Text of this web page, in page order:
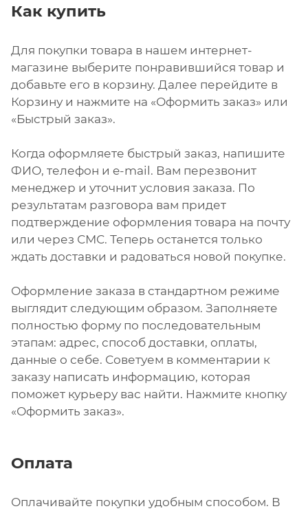
Как купить
Для покупки товара в нашем интернет-
магазине выберите понравившийся товар и
добавьте его в корзину. Далее перейдите в
Корзину и нажмите на «Оформить заказ» или
«Быстрый заказ».
Когда оформляете быстрый заказ, напишите
ФИО, телефон и e-mail. Вам перезвонит
менеджер и уточнит условия заказа. По
результатам разговора вам придет
подтверждение оформления товара на почту
или через СМС. Теперь останется только
ждать доставки и радоваться новой покупке.
Оформление заказа в стандартном режиме
выглядит следующим образом. Заполняете
полностью форму по последовательным
этапам: адрес, способ доставки, оплаты,
данные о себе. Советуем в комментарии к
заказу написать информацию, которая
поможет курьеру вас найти. Нажмите кнопку
«Оформить заказ».
Оплата
Оплачивайте покупки удобным способом. В